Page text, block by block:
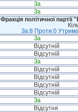
За
За
Фракція політичної
За:8 Проти:0
За
Відсутній
Відсутній
За
Відсутній
Відсутній
Відсутній
Відсутній
За
Відсутня